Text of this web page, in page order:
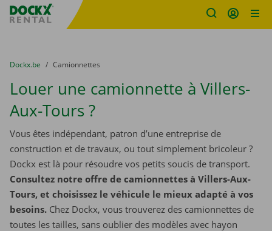
sitename
You are here:
du
Dockx.be to
Camionnettes
Louer une camionnette à Villers-
Aux-Tours ?
Vous êtes indépendant, patron d’une entreprise de
construction et de travaux, ou tout simplement bricoleur ?
Dockx est là pour résoudre vos petits soucis de transport.
Consultez notre offre de camionnettes à Villers-Aux-
Tours, et choisissez le véhicule le mieux adapté à vos
besoins. Chez Dockx, vous trouverez des camionnettes de
toutes les tailles, sans oublier des modèles avec hayon